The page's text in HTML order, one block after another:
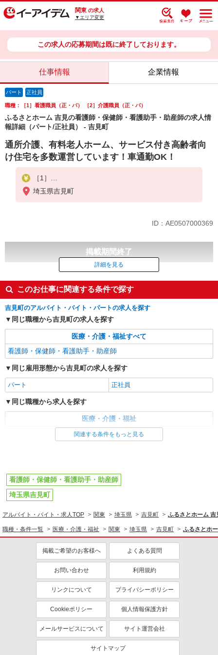
関東 の求人
▼エリア変更
この求人の応募期間は既に終了しております。
仕事情報 企業情報
パート 正社員
職種：［1］看護職員（正・パ） ［2］介護職員（正・パ）
ふるさとホーム 吉見の看護師・保健師・看護助手・助産師の求人情
報詳細（パート/正社員） - 吉見町
通所介護、有料老人ホーム、サービス付き高齢者向
け住宅を多数運営しています！車通勤OK！
［1］
■正看護師
【正】月給305,000円以上 【パ】時給1,600円以上
【正】月給287,000円以上 【パ】時給1,388円以上
■初任者研修修了者（旧ヘルパー2級）
【正】月給277,000円以上 【パ】時給1,358円以上
【正】月給272,000円以上 【パ】時給1,328円以上
※【正】固定夜勤手当6,000円×5回含む（勤務時間超
過分は追加支給）、処遇改善手当一律56,000円含む
埼玉県吉見町
ID：AE0507000369
掲載期間終了
詳細を見る
このお仕事に関連する条件で探す
吉見町のアルバイト・バイト・パートの求人を探す
同じ職種から吉見町の求人を探す
医療・介護・福祉すべて
看護師・保健師・看護助手・助産師
同じ雇用形態から吉見町の求人を探す
パート 正社員
同じ職種から求人を探す
医療・介護・福祉
看護師・保健師・看護助手・助産師
関連する条件をもっと見る
看護師・保健師・看護助手・助産師
埼玉県吉見町
アルバイト・バイト・求人TOP 関東 埼玉県 吉見町 ふるさとホーム
職種・条件一覧 医療・介護・福祉 関東 埼玉県 吉見町 ふるさとホ
掲載ご希望のお客様へ よくある質問
お問い合わせ 利用規約
リンクについて プライバシーポリシー
Cookieポリシー 個人情報保護方針
メールサービスについて サイト運営会社
サイトマップ